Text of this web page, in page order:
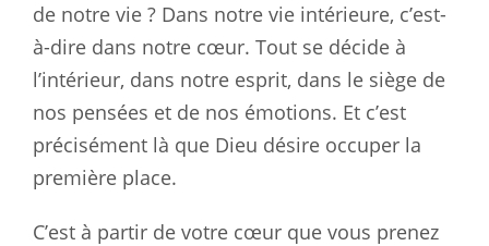
de notre vie ? Dans notre vie intérieure, c’est-
à-dire dans notre cœur. Tout se décide à
l’intérieur, dans notre esprit, dans le siège de
nos pensées et de nos émotions. Et c’est
précisément là que Dieu désire occuper la
première place.
C’est à partir de votre cœur que vous prenez